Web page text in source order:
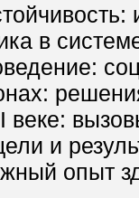
в
веке:
и
опыт